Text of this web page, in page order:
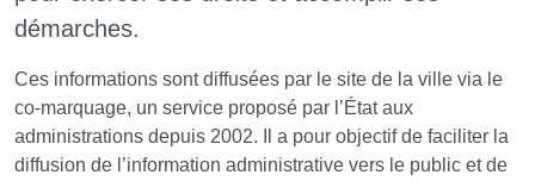
démarches.
Ces informations sont diffusées par le site de la ville via le
co-marquage, un service proposé par l’État aux
administrations depuis 2002. Il a pour objectif de faciliter la
diffusion de l’information administrative vers le public et de